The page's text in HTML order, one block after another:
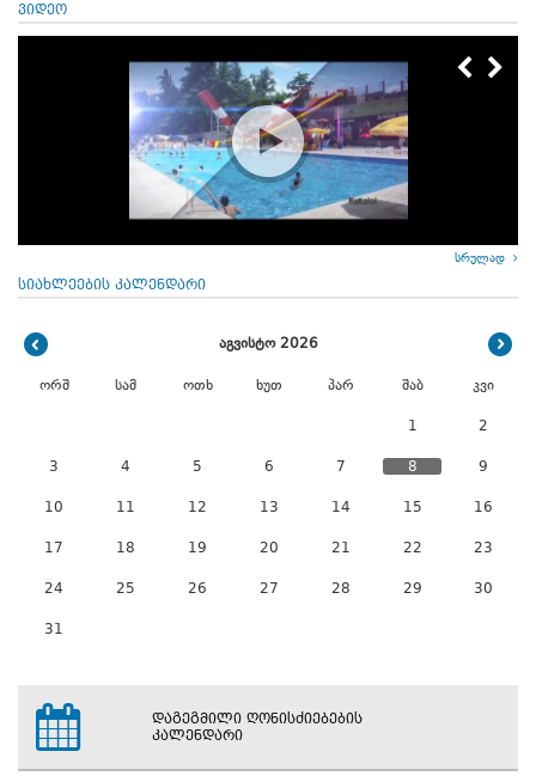
ვიდეო
სრულად
სიახლეების კალენდარი
აგვისტო 2026
ორშ სამ ოთხ ხუთ პარ შაბ კვი
1 2
3 4 5 6 7 8 9
10 11 12 13 14 15 16
17 18 19 20 21 22 23
24 25 26 27 28 29 30
31
დაგეგმილი ღონისძიებების
კალენდარი